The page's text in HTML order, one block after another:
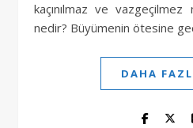
kaçınılmaz ve vazgeçilmez
nedir? Büyümenin ötesine
DAHA